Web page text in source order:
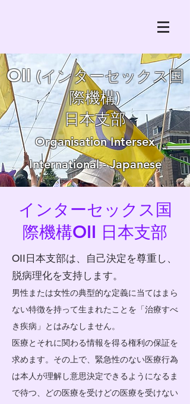
OII (インターセックス国
際機構)
日本支部
Organisation Intersex
International - Japanese
インターセックス国
際機構OII 日本支部
OII日本支部は、自己決定を尊重し、
脱病理化を支持します。​
男性または女性の典型的な定義に当てはまら
ない特徴を持って生まれたこと を「治療すべ
き疾病」とはみな しません。
医療とそれに関わる情報を得る権利の保証を
求めます。その上で、緊急性のない医療行為
は本人が理解し意思決定できるようになるま
で待つ、どの医療を受けどの医療を受けない